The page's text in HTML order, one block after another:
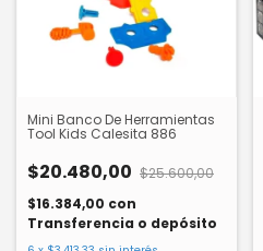
Mini Banco De Herramientas
Tool Kids Calesita 886
$20.480,00 $25.600,00
$16.384,00 con
Transferencia o depósito